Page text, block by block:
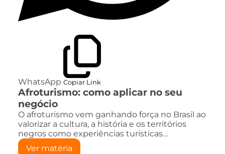
WhatsApp Copiar Link
Afroturismo: como aplicar no seu
negócio
O afroturismo vem ganhando força no Brasil ao
valorizar a cultura, a história e os territórios
negros como experiências turísticas…
Ver matéria